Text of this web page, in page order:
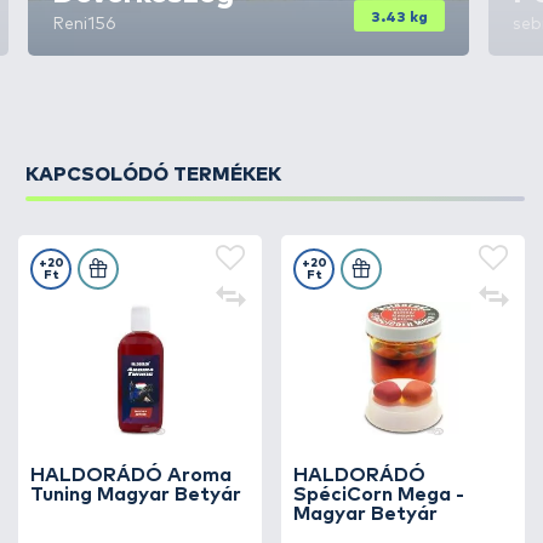
Reni156 3.43 kg
KAPCSOLÓDÓ TERMÉKEK
HALDORÁDÓ Aroma
Tuning Magyar Betyár
+20
Ft
HALDORÁDÓ
SpéciCorn Mega -
Magyar Betyár
+20
Ft